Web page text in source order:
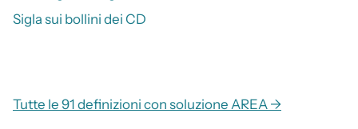
Sigla sui bollini dei CD
Tutte le 91 definizioni con soluzione AREA →